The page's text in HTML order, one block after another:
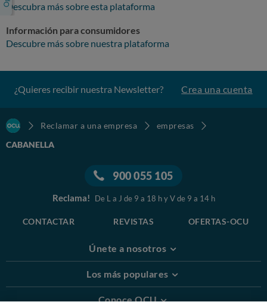
Descubra más sobre esta plataforma
Información para consumidores
Descubre más sobre nuestra plataforma
¿Quieres recibir nuestra Newsletter? Crea una cuenta
Reclamar a una empresa
empresas
CABANELLA
900 055 105
Reclama! De L a J de 9 a 18 h y V de 9 a 14 h
CONTACTAR REVISTAS OFERTAS-OCU
Únete a nosotros
Los más populares
Conoce OCU